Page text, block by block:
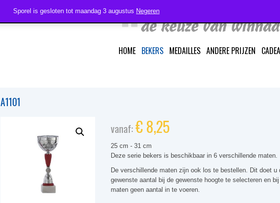
HOME BEKERS MEDAILLES ANDERE PRIJZEN
A1101
vanaf:€8,25
25 cm - 31 cm
Deze serie bekers is beschikbaar in 6 verschillende maten.
De verschillende maten zijn ook los te bestellen. Dit doet u
gewenste aantal bij de gewenste hoogte te selecteren en
maten geen aantal in te voeren.
Sporel is gesloten tot maandag 3 augustus Negeren